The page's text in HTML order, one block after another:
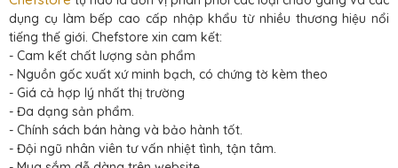
dụng cụ làm bếp cao cấp nhập khẩu từ nhiều thương hiệu nổi
tiếng thế giới. Chefstore xin cam kết:
- Cam kết chất lượng sản phẩm
- Nguồn gốc xuất xứ minh bạch, có chứng tờ kèm theo
- Giá cả hợp lý nhất thị trường
- Đa dạng sản phẩm.
- Chính sách bán hàng và bảo hành tốt.
- Đội ngũ nhân viên tư vấn nhiệt tình, tận tâm.